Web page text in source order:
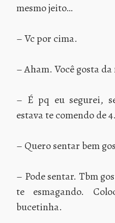
mesmo jeito…
– Vc por cima.
– Aham. Você gosta
– É pq eu segurei,
estava te comendo de 4.
– Quero sentar bem
– Pode sentar. Tbm
te esmagando.
bucetinha.